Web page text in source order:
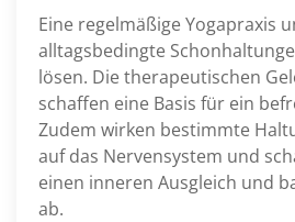
Eine regelmäßige Yogapraxis
alltagsbedingte
lösen. Die therapeutischen
schaffen eine Basis für ein
Zudem wirken bestimmte
auf das Nervensystem und
einen inneren Ausgleich und
ab.